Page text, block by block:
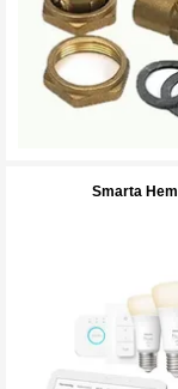
Smarta Hem